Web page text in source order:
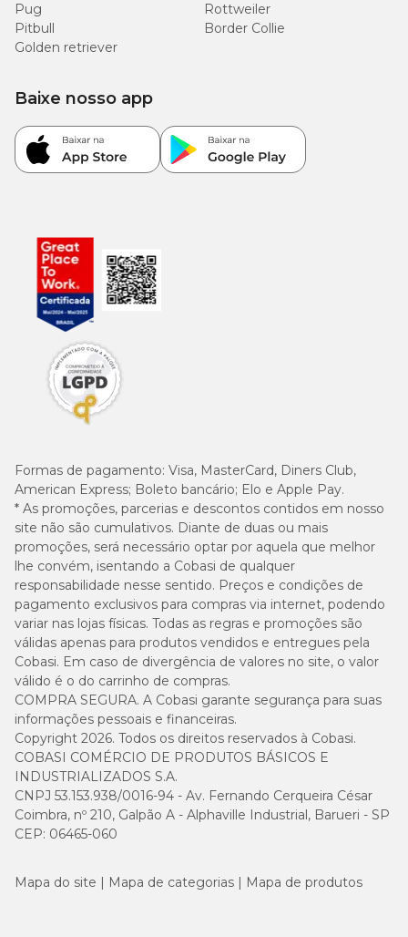
Pug
Rottweiler
Pitbull
Border Collie
Golden retriever
Formas de pagamento: Visa, MasterCard, Diners Club,
American Express; Boleto bancário; Elo e Apple Pay.
* As promoções, parcerias e descontos contidos em nosso
site não são cumulativos. Diante de duas ou mais
promoções, será necessário optar por aquela que melhor
lhe convém, isentando a Cobasi de qualquer
responsabilidade nesse sentido. Preços e condições de
pagamento exclusivos para compras via internet, podendo
variar nas lojas físicas. Todas as regras e promoções são
válidas apenas para produtos vendidos e entregues pela
Cobasi. Em caso de divergência de valores no site, o valor
válido é o do carrinho de compras.
COMPRA SEGURA. A Cobasi garante segurança para suas
informações pessoais e financeiras.
Copyright 2026. Todos os direitos reservados à Cobasi.
COBASI COMÉRCIO DE PRODUTOS BÁSICOS E
INDUSTRIALIZADOS S.A.
CNPJ 53.153.938/0016-94 - Av. Fernando Cerqueira César
Coimbra, nº 210, Galpão A - Alphaville Industrial, Barueri - SP
CEP: 06465-060
Baixe nosso app
Mapa do site Mapa de categorias Mapa de produtos